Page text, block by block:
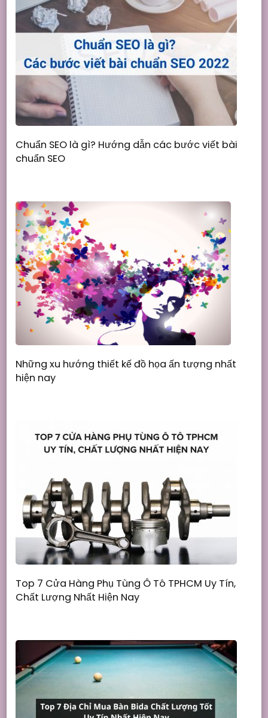
Chuẩn SEO là gì? Hướng dẫn các bước viết bài
chuẩn SEO
Những xu hướng thiết kế đồ họa ấn tượng nhất
hiện nay
Top 7 Cửa Hàng Phụ Tùng Ô Tô TPHCM Uy Tín,
Chất Lượng Nhất Hiện Nay